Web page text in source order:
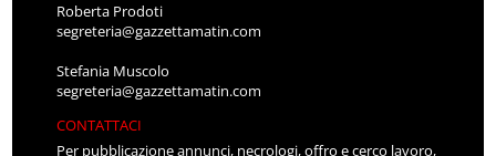
Roberta Prodoti
segreteria@gazzettamatin.com
Stefania Muscolo
segreteria@gazzettamatin.com
CONTATTACI
Per pubblicazione annunci, necrologi, offro e cerco lavoro,